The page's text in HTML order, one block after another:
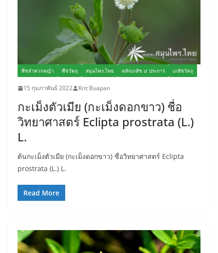
พืชจำพวกหญ้า พืชวัตถุ สมุนไพร.ไทย หลักเภสัช ๔ ประการ เภสัชวัตถุ
15 กุมภาพันธ์ 2022 Krit Buapan
กะเม็งตัวเมีย (กะเม็งดอกขาว) ชื่อ
วิทยาศาสตร์ Eclipta prostrata (L.)
L.
ต้นกะเม็งตัวเมีย (กะเม็งดอกขาว) ชื่อวิทยาศาสตร์ Eclipta
prostrata (L.) L.
Read More